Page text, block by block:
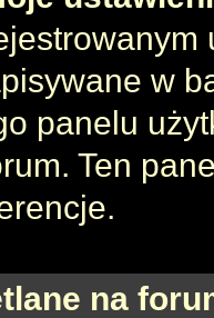
w
panelu
Ten
na